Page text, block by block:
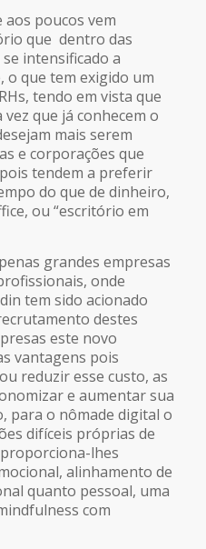
aos poucos vem
que dentro das
intensificado a
o que tem exigido um
tendo em vista que
que já conhecem o
mais serem
e corporações que
tendem a preferir
do que de dinheiro,
ou “escritório em
grandes empresas
onde
tem sido acionado
destes
este novo
vantagens pois
reduzir esse custo, as
e aumentar sua
para o nômade digital o
difíceis próprias de
lhes
alinhamento de
quanto pessoal, uma
com